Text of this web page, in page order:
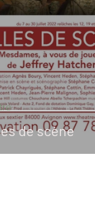
de scène